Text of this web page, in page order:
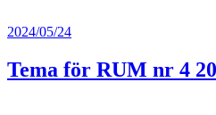
2024/05/24
Tema för RUM nr 4